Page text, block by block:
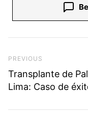
Previous Post
PREVIOUS
Transplante de
Lima: Caso de